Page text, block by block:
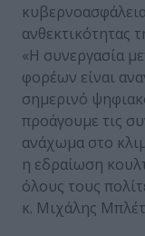
ανθεκτικότητας
«Η συνεργασία
φορέων είναι
σημερινό
προάγουμε τις
ανάχωμα στο
η εδραίωση
όλους τους
κ. Μιχάλης